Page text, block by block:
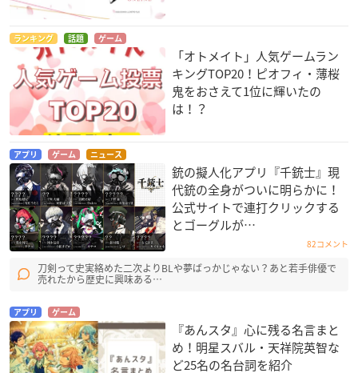
ランキング 話題 ゲーム
「オトメイト」人気ゲームラン
キングTOP20！ピオフィ・薄桜
鬼をおさえて1位に輝いたの
は！？
アプリ ゲーム ニュース
銃の擬人化アプリ『千銃士』現
代銃の全身がついに明らかに！
公式サイトで連打クリックする
とゴーグルが…
82コメント
刀剣って史実絡めた二次よりBLや夢ばっかじゃない？あと若手俳優で
売れたから歴史に興味ある…
アプリ ゲーム
『あんスタ』心に残る名言まと
め！明星スバル・天祥院英智な
ど25名の名台詞を紹介